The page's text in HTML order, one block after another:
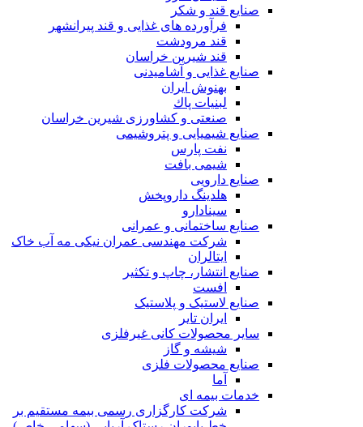
صنایع قند و شکر
فرآورده های غذایی و قند پیرانشهر
قند مرودشت
قند شیرین خراسان
صنایع غذايی و آشاميدنی
بهنوش ایران
لبنيات پاك
صنعتی و کشاورزی شیرین خراسان
صنایع شیمیایی و پتروشیمی
نفت پارس
شیمی بافت
صنایع دارویی
هلدینگ داروپخش
سینادارو
صنایع ساختمانی و عمرانی
شرکت مهندسی عمران نیکی مه آب خاک
ایتالران
صنایع انتشار، چاپ و تکثير
افست
صنایع لاستیک و پلاستیک
ایران تایر
ساير محصولات كانی غيرفلزی
شیشه و گاز
صنایع محصولات فلزی
آما
خدمات بیمه ای
شرکت کارگزاری رسمی بیمه مستقیم بر